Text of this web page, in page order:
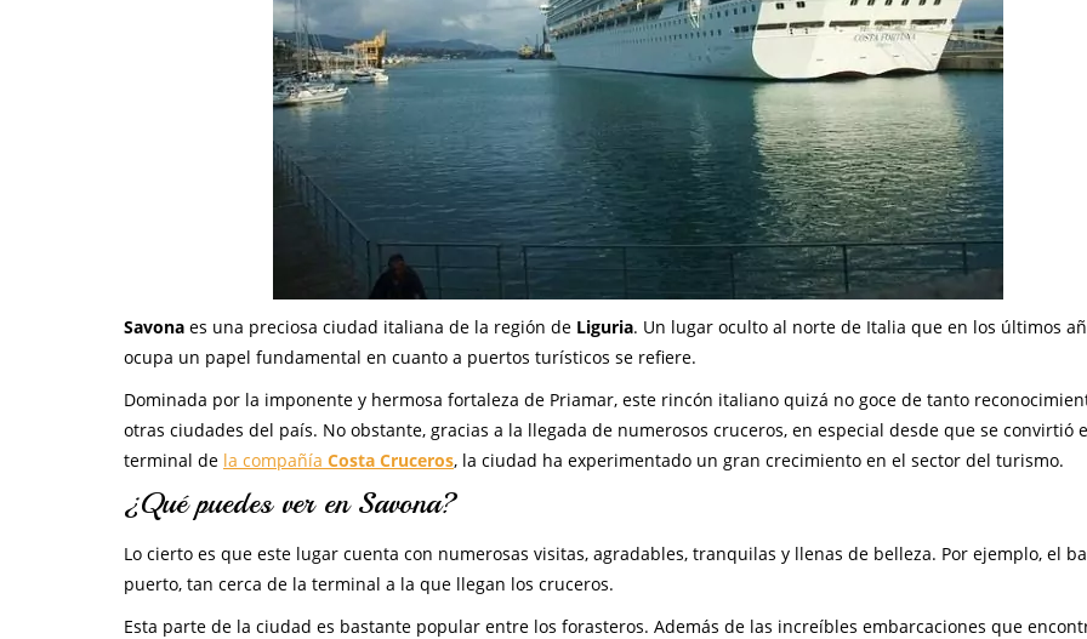
Savona es una preciosa ciudad italiana de la región de Liguria. Un lugar oculto al norte de Italia que en los últimos
ocupa un papel fundamental en cuanto a puertos turísticos se refiere.
Dominada por la imponente y hermosa fortaleza de Priamar, este rincón italiano quizá no goce de tanto
otras ciudades del país. No obstante, gracias a la llegada de numerosos cruceros, en especial desde que se convirtió
terminal de la compañía Costa Cruceros, la ciudad ha experimentado un gran crecimiento en el sector del turismo.
¿Qué puedes ver en Savona?
Lo cierto es que este lugar cuenta con numerosas visitas, agradables, tranquilas y llenas de belleza. Por ejemplo, el
puerto, tan cerca de la terminal a la que llegan los cruceros.
Esta parte de la ciudad es bastante popular entre los forasteros. Además de las increíbles embarcaciones que